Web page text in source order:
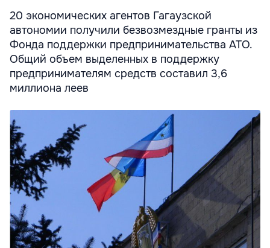
20 экономических агентов Гагаузской
автономии получили безвозмездные гранты из
Фонда поддержки предпринимательства АТО.
Общий объем выделенных в поддержку
предпринимателям средств составил 3,6
миллиона леев